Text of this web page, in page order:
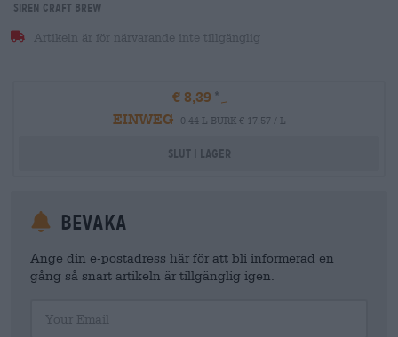
Siren Craft Brew
Artikeln är för närvarande inte tillgänglig
€ 8,39
EINWEG
0,44 L BURK € 17,57 / L
Slut i lager
Bevaka
Ange din e-postadress här för att bli informerad en
gång så snart artikeln är tillgänglig igen.